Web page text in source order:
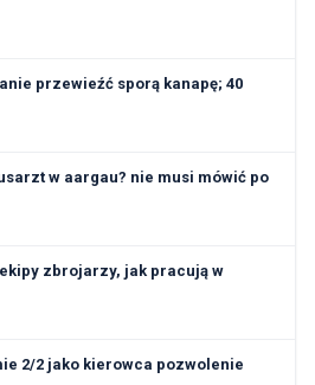
przewieźć sporą kanapę; 40
w aargau? nie musi mówić po
ekipy zbrojarzy, jak pracują w
2/2 jako kierowca pozwolenie